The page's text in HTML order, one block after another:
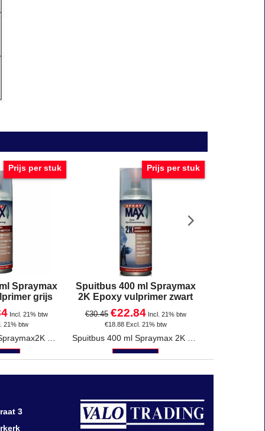
Prijs per stuk
Spraymax
grijs
Incl. 21% btw
21% btw
Prijs per stuk
Spuitbus 400 ml Spraymax
2K Epoxy vulprimer zwart
€30.45 €22.84 Incl. 21% btw
€18.88 Excl. 21% btw
Klik hier
3